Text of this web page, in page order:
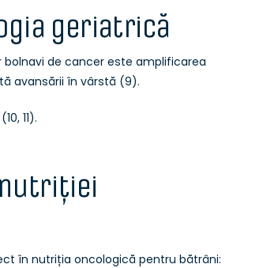
geriatrică
de cancer este amplificarea
avansării în vârstă (9).
11).
în nutriția oncologică pentru bătrâni: